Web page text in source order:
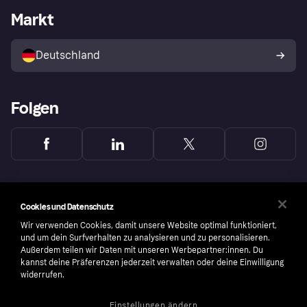
Klarna App
Shops entdecken
Käuferschutzrichtlinie
Dein Widerrufsrecht
Händlerportal
Markt
Deutschland
Folgen
Cookies und Datenschutz
Wir verwenden Cookies, damit unsere Website optimal funktioniert,
und um dein Surfverhalten zu analysieren und zu personalisieren.
Außerdem teilen wir Daten mit unseren Werbepartner:innen. Du
kannst deine Präferenzen jederzeit verwalten oder deine Einwilligung
widerrufen.